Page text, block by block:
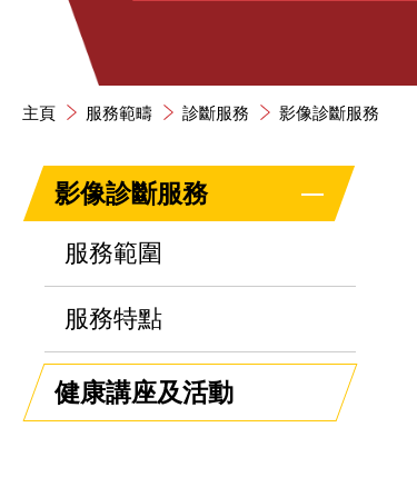
主頁 服務範疇 診斷服務 影像診斷服務
影像診斷服務
服務範圍
服務特點
健康講座及活動